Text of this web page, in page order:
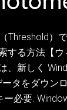
Threshold）
する方法【
、新しく
ータをダウン
ー必要.